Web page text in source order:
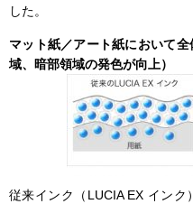
した。
マット紙／アート紙において
域、暗部領域の発色が向上）
従来インク（LUCIA EX イン